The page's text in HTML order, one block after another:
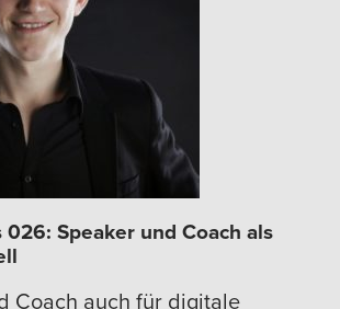
Speaker und Coach als
Coach auch für digitale